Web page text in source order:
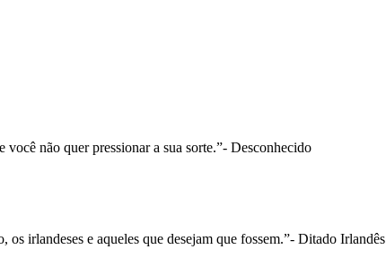
não quer pressionar a sua sorte.”- Desconhecido
os irlandeses e aqueles que desejam que fossem.”- Ditado Irlandês